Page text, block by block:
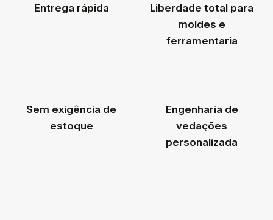
Entrega rápida
Liberdade total para
moldes e
ferramentaria
Sem exigência de
estoque
Engenharia de
vedações
personalizada